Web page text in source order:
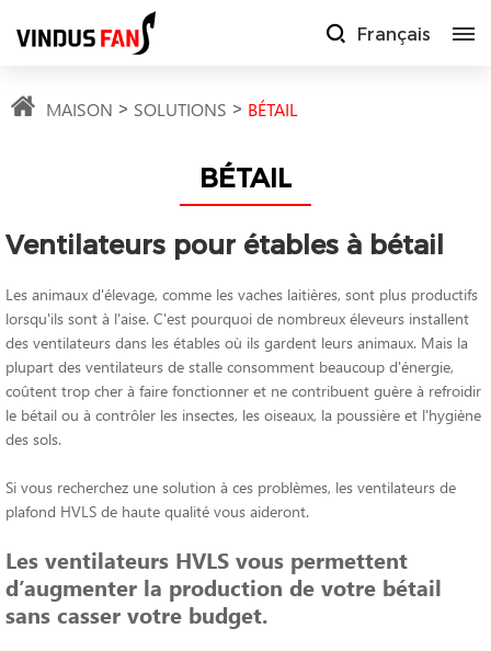
Français
MAISON SOLUTIONS BÉTAIL
BÉTAIL
Ventilateurs pour étables à bétail
Les animaux d'élevage, comme les vaches laitières, sont plus productifs
lorsqu'ils sont à l'aise. C'est pourquoi de nombreux éleveurs installent
des ventilateurs dans les étables où ils gardent leurs animaux. Mais la
plupart des ventilateurs de stalle consomment beaucoup d'énergie,
coûtent trop cher à faire fonctionner et ne contribuent guère à refroidir
le bétail ou à contrôler les insectes, les oiseaux, la poussière et l'hygiène
des sols.
Si vous recherchez une solution à ces problèmes, les ventilateurs de
plafond HVLS de haute qualité vous aideront.
Les ventilateurs HVLS vous permettent
d’augmenter la production de votre bétail
sans casser votre budget.